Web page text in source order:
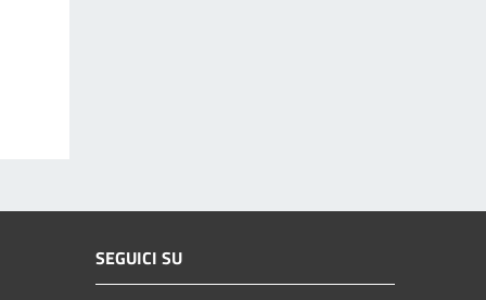
SEGUICI SU